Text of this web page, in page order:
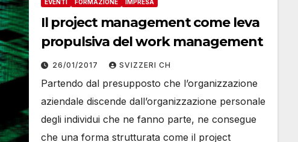
EVENTI FORMAZIONE IMPRESA
Il project management come leva
propulsiva del work management
26/01/2017 SVIZZERI CH
Partendo dal presupposto che l’organizzazione
aziendale discende dall’organizzazione personale
degli individui che ne fanno parte, ne consegue
che una forma strutturata come il project